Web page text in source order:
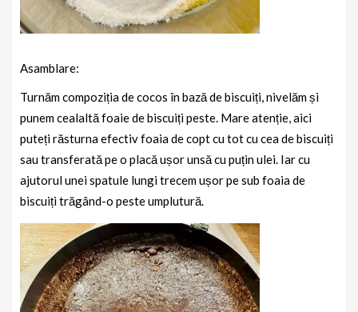
Asamblare:
Turnăm compoziția de cocos în bază de biscuiți, nivelăm și
punem cealaltă foaie de biscuiți peste. Mare atenție, aici
puteți răsturna efectiv foaia de copt cu tot cu cea de biscuiți
sau transferată pe o placă ușor unsă cu puțin ulei. Iar cu
ajutorul unei spatule lungi trecem ușor pe sub foaia de
biscuiți trăgând-o peste umplutură.